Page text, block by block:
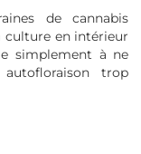
de cannabis
culture en intérieur
simplement à ne
trop